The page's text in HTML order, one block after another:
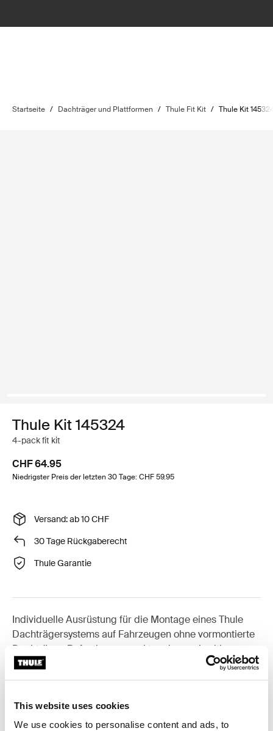
This website uses cookies
We use cookies to personalise content and ads, to
Startseite / Dachträger und Plattformen / Thule Fit Kit / Thule Kit
Thule Kit 145324
4-pack fit kit
CHF 64.95
Niedrigster Preis der letzten 30 Tage: CHF 59.95
Versand: ab 10 CHF
30 Tage Rückgaberecht
Thule Garantie
Individuelle Ausrüstung für die Montage eines Thule
Dachträgersystems auf Fahrzeugen ohne vormontierte
Dachträger-Befestigungspunkte oder werkseitig
montierte Träger.